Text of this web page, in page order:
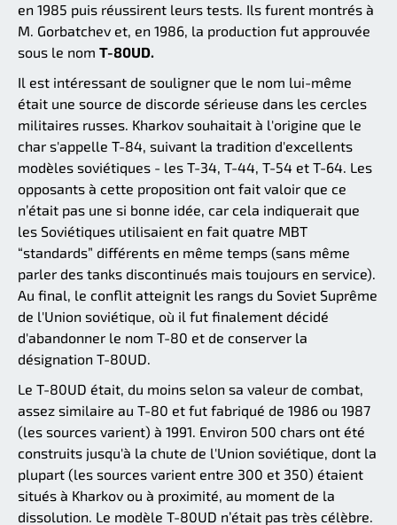
en 1985 puis réussirent leurs tests. Ils furent montrés à
M. Gorbatchev et, en 1986, la production fut approuvée
sous le nom T-80UD.
Il est intéressant de souligner que le nom lui-même
était une source de discorde sérieuse dans les cercles
militaires russes. Kharkov souhaitait à l'origine que le
char s'appelle T-84, suivant la tradition d'excellents
modèles soviétiques - les T-34, T-44, T-54 et T-64. Les
opposants à cette proposition ont fait valoir que ce
n’était pas une si bonne idée, car cela indiquerait que
les Soviétiques utilisaient en fait quatre MBT
“standards” différents en même temps (sans même
parler des tanks discontinués mais toujours en service).
Au final, le conflit atteignit les rangs du Soviet Suprême
de l'Union soviétique, où il fut finalement décidé
d'abandonner le nom T-80 et de conserver la
désignation T-80UD.
Le T-80UD était, du moins selon sa valeur de combat,
assez similaire au T-80 et fut fabriqué de 1986 ou 1987
(les sources varient) à 1991. Environ 500 chars ont été
construits jusqu'à la chute de l'Union soviétique, dont la
plupart (les sources varient entre 300 et 350) étaient
situés à Kharkov ou à proximité, au moment de la
dissolution. Le modèle T-80UD n’était pas très célèbre.